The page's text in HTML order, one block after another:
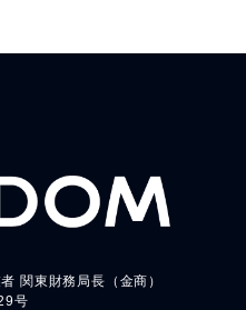
関東財務局長（金商）
号